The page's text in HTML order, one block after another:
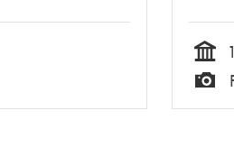
Tid
Typ